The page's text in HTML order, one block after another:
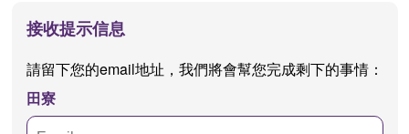
接收提示信息
請留下您的email地址，我們將會幫您完成剩下的事情：
田寮